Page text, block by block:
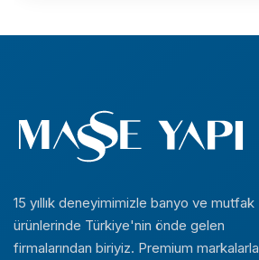
15 yıllık deneyimimizle banyo ve mutfak
ürünlerinde Türkiye'nin önde gelen
firmalarından biriyiz. Premium markalarla